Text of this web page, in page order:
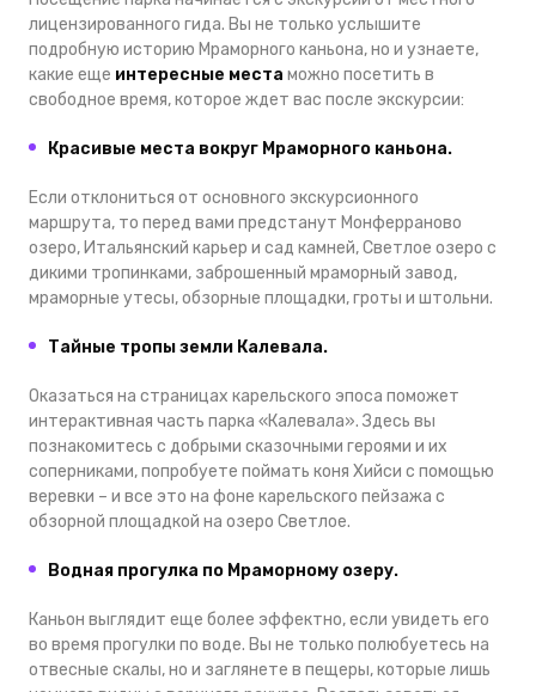
лицензированного гида. Вы не только услышите
подробную историю Мраморного каньона, но и узнаете,
какие еще интересные места можно посетить в
свободное время, которое ждет вас после экскурсии:
Красивые места вокруг Мраморного каньона.
Если отклониться от основного экскурсионного
маршрута, то перед вами предстанут Монферраново
озеро, Итальянский карьер и сад камней, Светлое озеро с
дикими тропинками, заброшенный мраморный завод,
мраморные утесы, обзорные площадки, гроты и штольни.
Тайные тропы земли Калевала.
Оказаться на страницах карельского эпоса поможет
интерактивная часть парка «Калевала». Здесь вы
познакомитесь с добрыми сказочными героями и их
соперниками, попробуете поймать коня Хийси с помощью
веревки – и все это на фоне карельского пейзажа с
обзорной площадкой на озеро Светлое.
Водная прогулка по Мраморному озеру.
Каньон выглядит еще более эффектно, если увидеть его
во время прогулки по воде. Вы не только полюбуетесь на
отвесные скалы, но и заглянете в пещеры, которые лишь